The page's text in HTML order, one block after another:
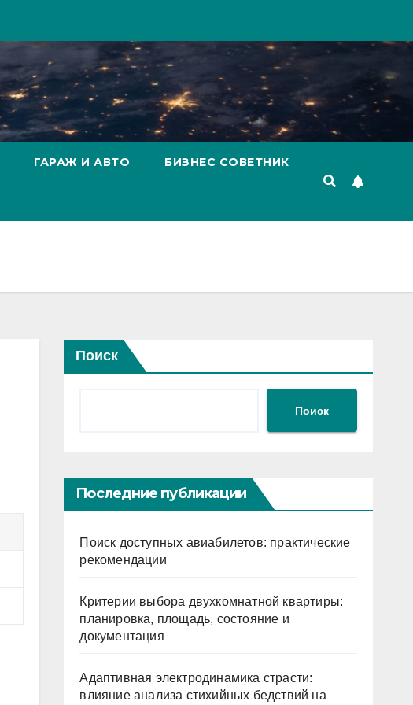
ГАРАЖ И АВТО БИЗНЕС СОВЕТНИК
Поиск
Поиск
Последние публикации
Поиск доступных авиабилетов: практические
рекомендации
Критерии выбора двухкомнатной квартиры:
планировка, площадь, состояние и
документация
Адаптивная электродинамика страсти:
влияние анализа стихийных бедствий на